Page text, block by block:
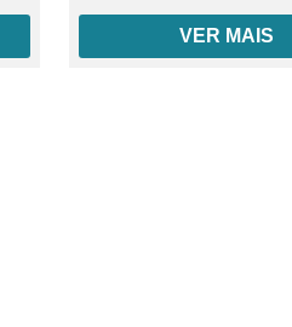
0out of 5
VER MAIS